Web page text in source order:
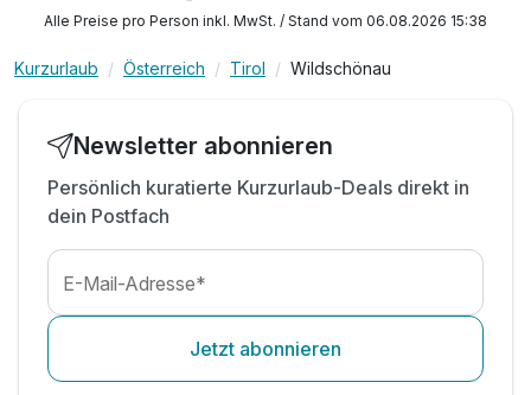
inkl. Nutzung Außenpool für Gäste
inkl. Beratung über Aktivitäten durch Mitarbeiter
inkl. Wellness SPA Herzensträume
Alle Preise pro Person inkl. MwSt. / Stand vom 06.08.2026 15:38
Kurzurlaub Österreich Tirol Wildschönau
Newsletter abonnieren
Persönlich kuratierte Kurzurlaub-Deals direkt in
dein Postfach
E-Mail-Adresse*
Jetzt abonnieren